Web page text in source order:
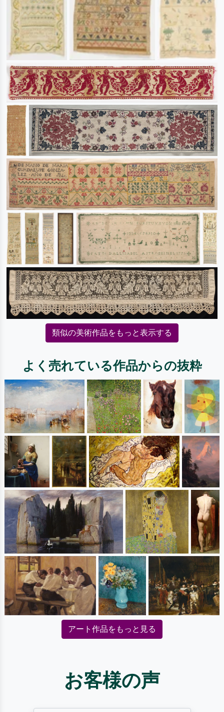
類似の美術作品をもっと表示する
よく売れている作品からの抜粋
アート作品をもっと見る
お客様の声